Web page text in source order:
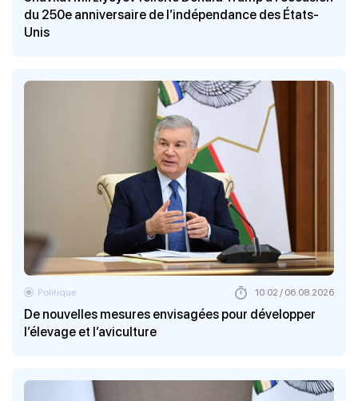
du 250e anniversaire de l’indépendance des États-
Unis
De nouvelles mesures envisagées pour développer
l’élevage et l’aviculture
Politique 10:02 / 06.08.2026